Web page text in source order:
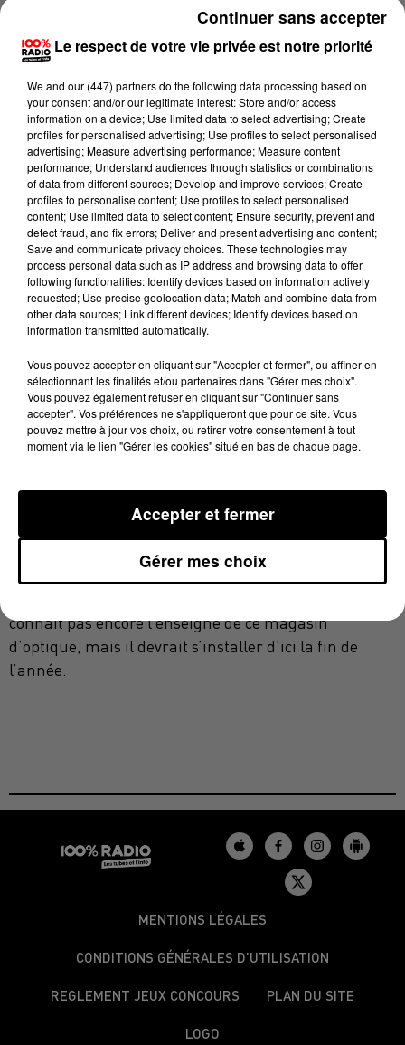
Où en sont les travaux du centre de santé en
construction en plein centre de Castres ? Nous vous
en parlons depuis plus d’un an, ce centre réunissant
pharmacie, magasins et cabinets de médecins est en
préparation, boulevard Carnot, dans les anciens
locaux du supermarché Lidl.
Pharmacie ouverte
La pharmacie est ouverte depuis plusieurs jours,
c'est l'une des plus grandes pharmacies de la région.
Dans ce vaste espace, deux coins dédiés à la
naturopathie et la phlébologie vont voir le jour. Le
magasin de matériel médical est lui aussi ouvert.
De nouveaux médecins
si les gérants du projet immobilier ne veulent pas
trop en dévoiler, nous pouvons vous confirmer qu’une
dizaine de médecins, en particulier des spécialistes,
vont s’y installer dans les prochains mois. Certains
déménager, mais d’autres sont de nouveaux
médecins, qui vont ouvrir leur patientèle sur notre
territoire. Les travaux doivent s’achever d’ici deux à
connaît pas encore l’enseigne de ce magasin
d’optique, mais il devrait s’installer d’ici la fin de
l’année.
MENTIONS LÉGALES
CONDITIONS GÉNÉRALES D’UTILISATION
REGLEMENT JEUX CONCOURS PLAN DU SITE
LOGO
Le respect de votre vie privée est notre priorité
We and our (447) partnersdo the following data processing based on
your consent and/or our legitimate interest: Store and/or access
information on a device; Use limited data to select advertising; Create
profiles for personalised advertising; Use profiles to select personalised
advertising; Measure advertising performance; Measure content
performance; Understand audiences through statistics or combinations
of data from different sources; Develop and improve services; Create
profiles to personalise content; Use profiles to select personalised
content; Use limited data to select content; Ensure security, prevent and
detect fraud, and fix errors; Deliver and present advertising and content;
Save and communicate privacy choices. These technologies may
process personal data such as IP address and browsing data to offer
following functionalities: Identify devices based on information actively
requested; Use precise geolocation data; Match and combine data from
other data sources; Link different devices; Identify devices based on
information transmitted automatically.
Vous pouvez accepter en cliquant sur "Accepter et fermer", ou affiner en
sélectionnant les finalités et/ou partenaires dans "Gérer mes choix".
Vous pouvez également refuser en cliquant sur "Continuer sans
accepter". Vos préférences ne s'appliqueront que pour ce site. Vous
pouvez mettre à jour vos choix, ou retirer votre consentement à tout
moment via le lien "Gérer les cookies" situé en bas de chaque page.
Gérer mes choix
Accepter et fermer
Continuer sans accepter